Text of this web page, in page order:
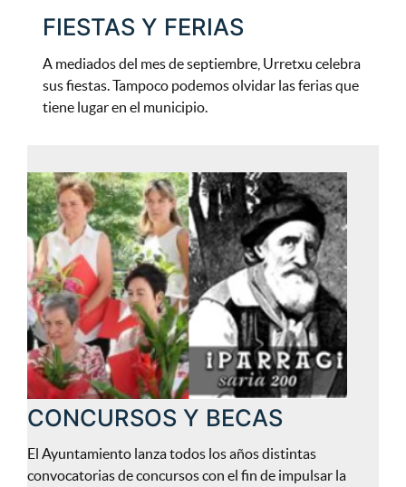
FIESTAS Y FERIAS
A mediados del mes de septiembre, Urretxu celebra
sus fiestas. Tampoco podemos olvidar las ferias que
tiene lugar en el municipio.
CONCURSOS Y BECAS
El Ayuntamiento lanza todos los años distintas
convocatorias de concursos con el fin de impulsar la